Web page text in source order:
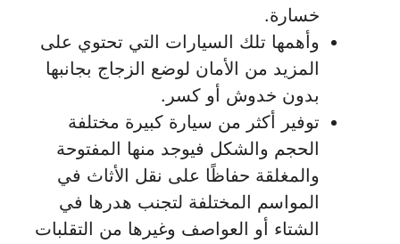
خسارة.
وأهمها تلك السيارات التي تحتوي على
المزيد من الأمان لوضع الزجاج بجانبها
بدون خدوش أو كسر.
توفير أكثر من سيارة كبيرة مختلفة
الحجم والشكل فيوجد منها المفتوحة
والمغلقة حفاظًا على نقل الأثاث في
المواسم المختلفة لتجنب هدرها في
الشتاء أو العواصف وغيرها من التقلبات